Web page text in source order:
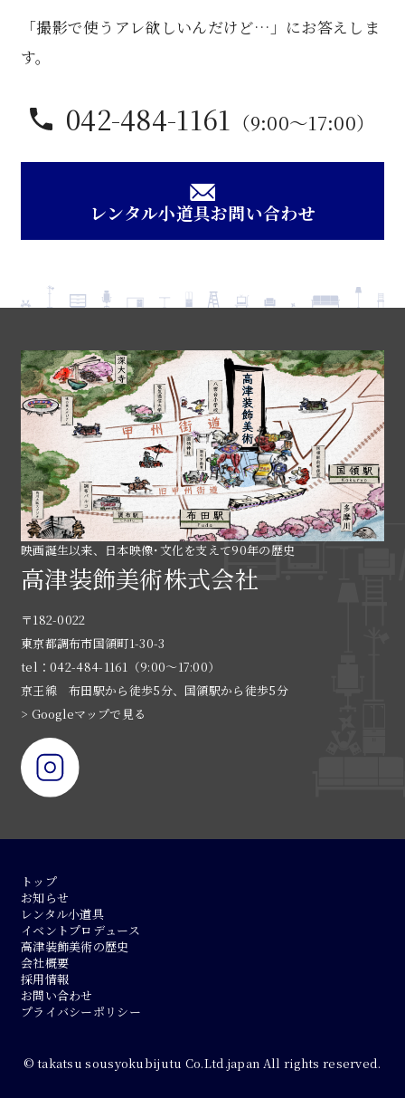
個
「撮影で使うアレ欲しいんだけど…」にお答えしま
す。
042-484-1161 （9:00〜17:00）
レンタル小道具お問い合わせ
映画誕生以来、日本映像･文化を支えて90年の歴史
高津装飾美術株式会社
〒182-0022
東京都調布市国領町1-30-3
tel：042-484-1161（9:00〜17:00）
京王線 布田駅から徒歩5分、国領駅から徒歩5分
> Googleマップで見る
トップ
お知らせ
レンタル小道具
イベントプロデュース
高津装飾美術の歴史
会社概要
採用情報
お問い合わせ
プライバシーポリシー
© takatsu sousyokubijutu Co.Ltd.japan All rights reserved.